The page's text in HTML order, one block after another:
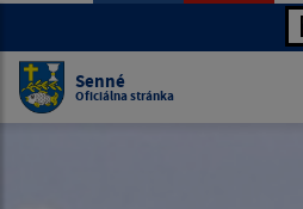
Senné
Oficiálna stránka